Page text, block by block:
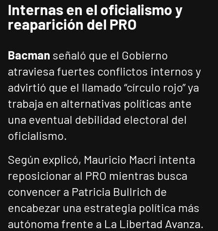
Internas en el oficialismo y
reaparición del PRO
Bacman señaló que el Gobierno
atraviesa fuertes conflictos internos y
advirtió que el llamado “círculo rojo” ya
trabaja en alternativas políticas ante
una eventual debilidad electoral del
oficialismo.
Según explicó, Mauricio Macri intenta
reposicionar al PRO mientras busca
convencer a Patricia Bullrich de
encabezar una estrategia política más
autónoma frente a La Libertad Avanza.